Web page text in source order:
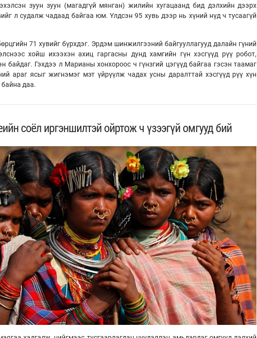
зуун зуун (магадгүй мянган) жилийн хугацаанд бид дэлхийн дээрх
л судалж чадаад байгаа юм. Үлдсэн 95 хувь дээр нь хүний нүд ч тусаагүй
71 хувийг бүрхдэг. Эрдэм шинжилгээний байгууллагууд далайн гүний
хойш ихээхэн ахиц гаргасны дунд хамгийн гүн хэсгүүд рүү робот,
байдаг. Гэхдээ л Марианы хонхороос ч гүнзгий цэгүүд байгаа гэсэн таамаг
араг ясыг жигнэмэг мэт үйрүүлж чадах усны даралттай хэсгүүд рүү хүн
байна даа.
соёл иргэншилтэй ойртож ч үзээгүй омгууд бий